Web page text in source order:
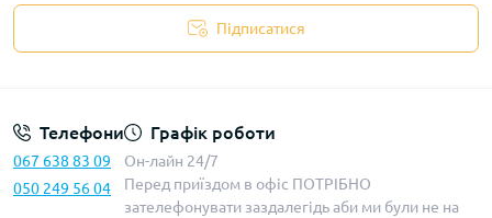
Підписатися
Телефони
067 638 83 09
050 249 56 04
Графік роботи
Он-лайн 24/7
Перед приїздом в офіс ПОТРІБНО
зателефонувати заздалегідь аби ми були не на